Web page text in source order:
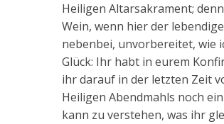
Heiligen Altarsakrament;
Wein, wenn hier der
nebenbei, unvorbereitet, wie
Glück: Ihr habt in eurem
ihr darauf in der letzten Zeit
Heiligen Abendmahls noch
kann zu verstehen, was ihr